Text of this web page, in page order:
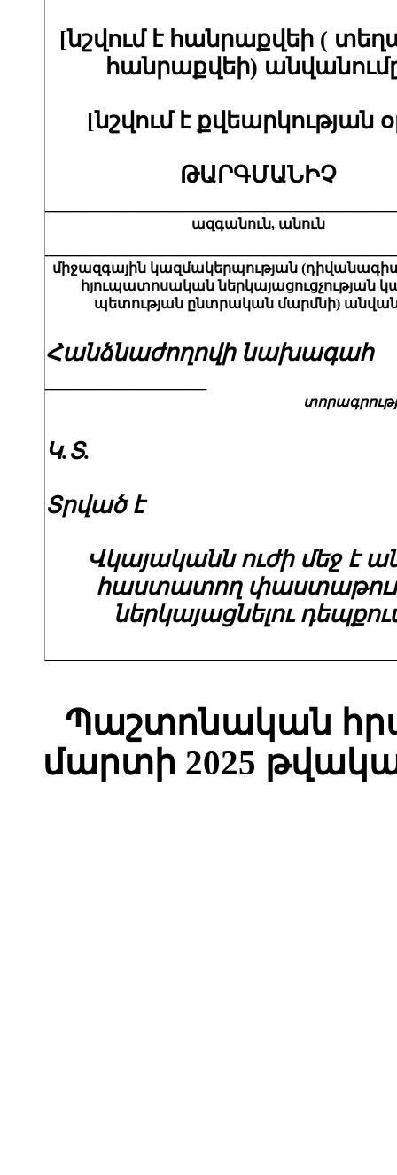
[նշվում է հանրաքվեի (
հանրաքվեի)
[նշվում է քվեարկության
ԹԱՐԳՄԱՆԻՉ
ազգանուն, անուն
միջազգային կազմակերպության
հյուպատոսական ներկայացուցչության
պետության ընտրական մարմնի)
Հանձնաժողովի նախագահ
Կ.Տ.
Տրված է
Վկայականն ուժի մեջ է
հաստատող
ներկայացնելու
Պաշտոնական
մարտի 2025